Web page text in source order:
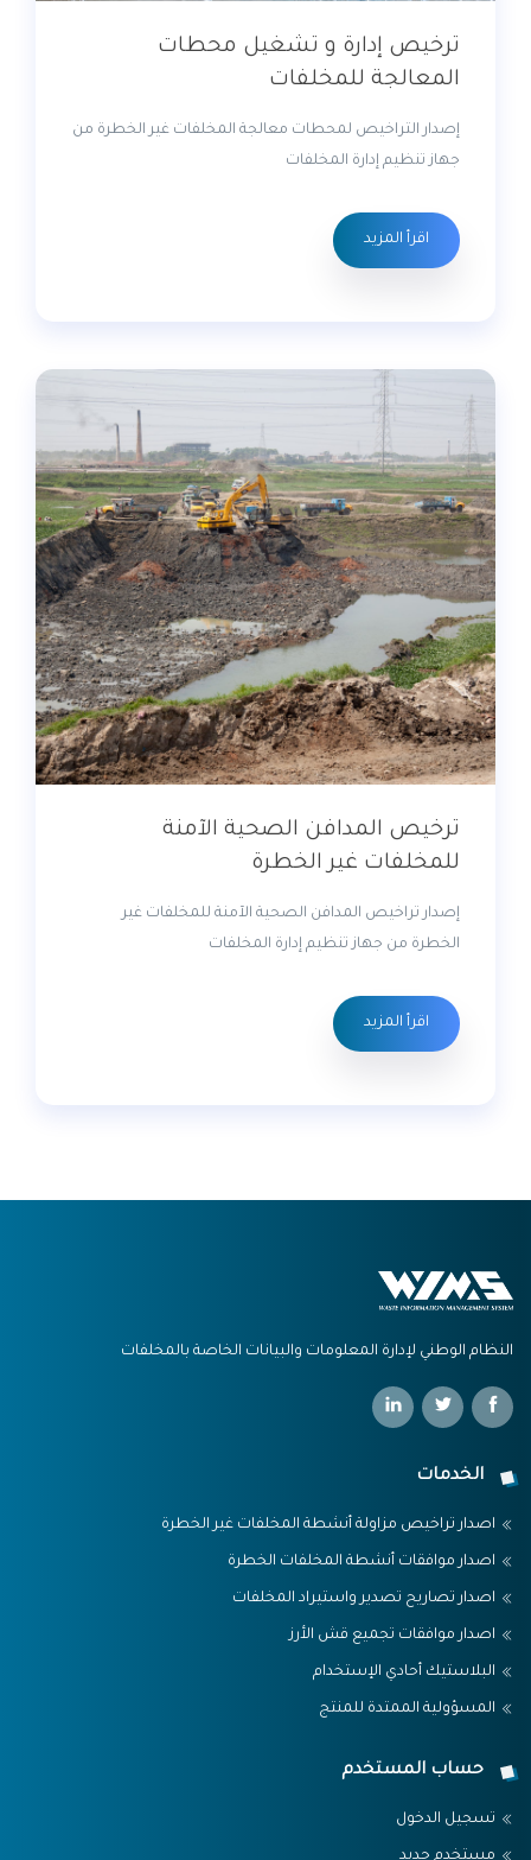
ترخيص إدارة و تشغيل محطات
المعالجة للمخلفات
إصدار التراخيص لمحطات معالجة المخلفات غير الخطرة من
جهاز تنظيم إدارة المخلفات
اقرأ المزيد
ترخيص المدافن الصحية الآمنة
للمخلفات غير الخطرة
إصدار تراخيص المدافن الصحية الآمنة للمخلفات غير
الخطرة من جهاز تنظيم إدارة المخلفات
اقرأ المزيد
النظام الوطني لإدارة المعلومات والبيانات الخاصة بالمخلفات
الخدمات
اصدار تراخيص مزاولة أنشطة المخلفات غير الخطرة
اصدار موافقات أنشطة المخلفات الخطرة
اصدار تصاريح تصدير واستيراد المخلفات
اصدار موافقات تجميع قش الأرز
البلاستيك أحادي الإستخدام
المسؤولية الممتدة للمنتج
حساب المستخدم
تسجيل الدخول
مستخدم جديد